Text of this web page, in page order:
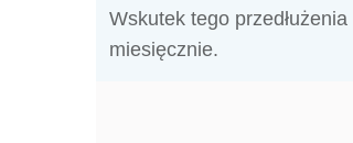
Wskutek tego
miesięcznie.